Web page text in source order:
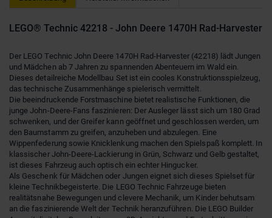
LEGO® Technic 42218 - John Deere 1470H Rad-Harvester
Der LEGO Technic John Deere 1470H Rad-Harvester (42218) lädt Jungen
und Mädchen ab 7 Jahren zu spannenden Abenteuern im Wald ein.
Dieses detailreiche Modellbau Set ist ein cooles Konstruktionsspielzeug,
das technische Zusammenhänge spielerisch vermittelt.
Die beeindruckende Forstmaschine bietet realistische Funktionen, die
junge John-Deere-Fans faszinieren: Der Ausleger lässt sich um 180 Grad
schwenken, und der Greifer kann geöffnet und geschlossen werden, um
den Baumstamm zu greifen, anzuheben und abzulegen. Eine
Wippenfederung sowie Knicklenkung machen den Spielspaß komplett. In
klassischer John-Deere-Lackierung in Grün, Schwarz und Gelb gestaltet,
ist dieses Fahrzeug auch optisch ein echter Hingucker.
Als Geschenk für Mädchen oder Jungen eignet sich dieses Spielset für
kleine Technikbegeisterte. Die LEGO Technic Fahrzeuge bieten
realitätsnahe Bewegungen und clevere Mechanik, um Kinder behutsam
an die faszinierende Welt der Technik heranzuführen. Die LEGO Builder